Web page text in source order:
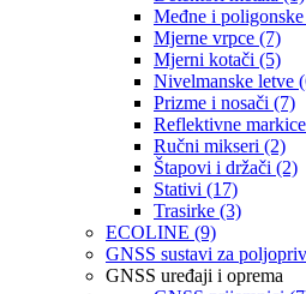
Međne i
Mjerne vrpce (7)
Mjerni kotači (5)
Nivelmanske letve
Prizme i nosači (7)
Reflektivne
Ručni mikseri (2)
Štapovi i držači (2)
Stativi (17)
Trasirke (3)
ECOLINE (9)
GNSS sustavi za
GNSS uređaji i oprema